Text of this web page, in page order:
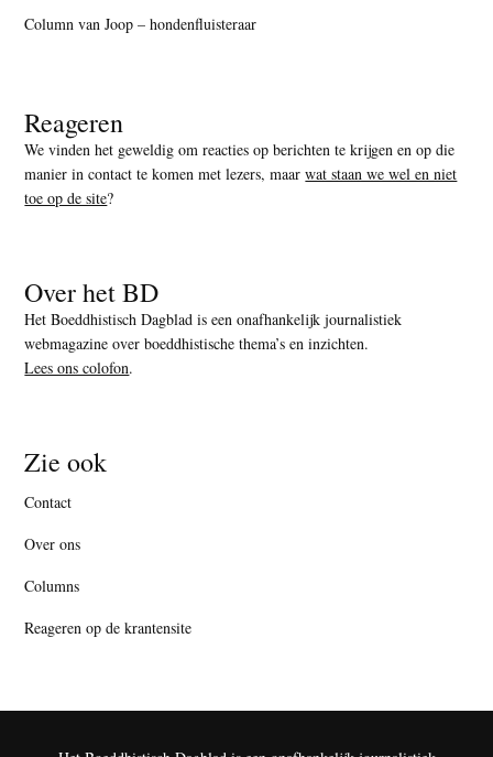
Column van Joop – hondenfluisteraar
Reageren
We vinden het geweldig om reacties op berichten te krijgen en op die
manier in contact te komen met lezers, maarwat staan we wel en niet
toe op de site?
Over het BD
Het Boeddhistisch Dagblad is een onafhankelijk journalistiek
webmagazine over boeddhistische thema’s en inzichten.
Lees ons colofon.
Zie ook
Contact
Over ons
Columns
Reageren op de krantensite